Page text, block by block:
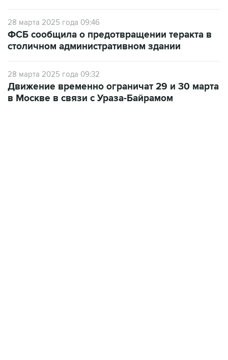
28 марта 2025 года 09:46
ФСБ сообщила о предотвращении теракта в
столичном административном здании
28 марта 2025 года 09:32
Движение временно ограничат 29 и 30 марта
в Москве в связи с Ураза-Байрамом